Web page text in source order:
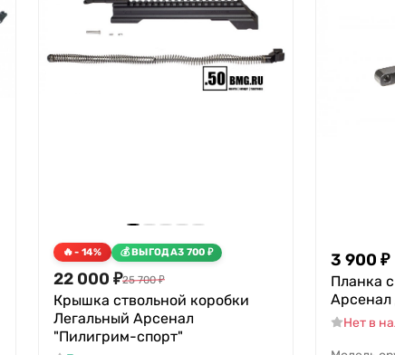
- 14% ВЫГОДА3 700 ₽
22 000 ₽25 700 ₽
Крышка ствольной коробки
Легальный Арсенал
"Пилигрим-спорт"
3 900 ₽
Планка
Нет в